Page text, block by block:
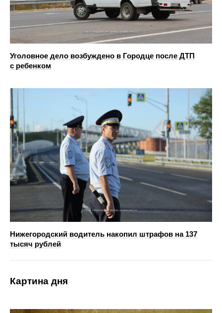
Уголовное дело возбуждено в Городце после ДТП
с ребенком
Нижегородский водитель накопил штрафов на 137
тысяч рублей
Картина дня